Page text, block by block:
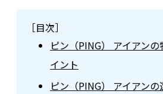
［目次］
ピン（PING） アイアン
イント
ピン（PING） アイアン